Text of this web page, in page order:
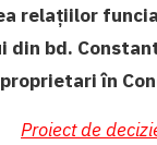
relațiilor
din bd.
în
Proiect de